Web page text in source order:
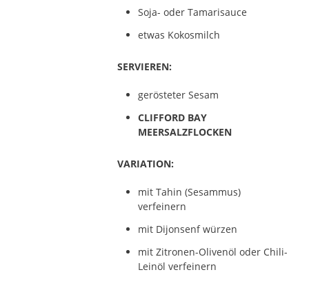
Soja- oder Tamarisauce
etwas Kokosmilch
SERVIEREN:
gerösteter Sesam
CLIFFORD BAY
MEERSALZFLOCKEN
VARIATION:
mit Tahin (Sesammus)
verfeinern
mit Dijonsenf würzen
mit Zitronen-Olivenöl oder Chili-
Leinöl verfeinern